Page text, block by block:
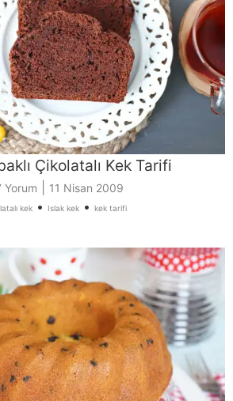
Çikolatalı Kek Tarifi
Yorum 11 Nisan 2009
kek• Islak kek• kek tarifi